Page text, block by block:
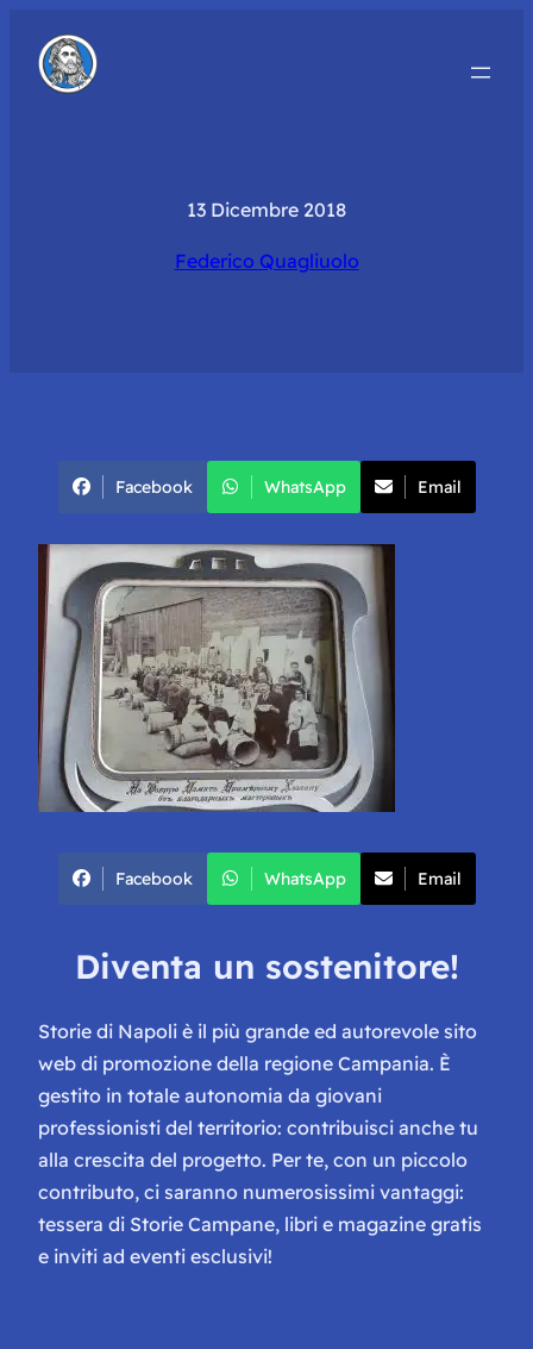
13 Dicembre 2018
Federico Quagliuolo
Facebook WhatsApp Email
Facebook WhatsApp Email
Diventa un sostenitore!
Storie di Napoli è il più grande ed autorevole sito
web di promozione della regione Campania. È
gestito in totale autonomia da giovani
professionisti del territorio: contribuisci anche tu
alla crescita del progetto. Per te, con un piccolo
contributo, ci saranno numerosissimi vantaggi:
tessera di Storie Campane, libri e magazine gratis
e inviti ad eventi esclusivi!